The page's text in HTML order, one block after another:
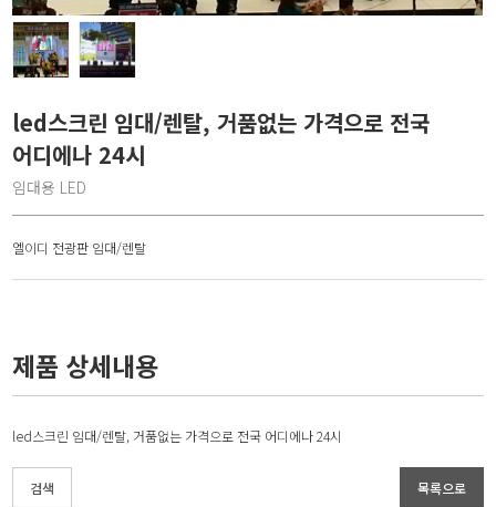
led스크린 임대/렌탈, 거품없는 가격으로 전국
어디에나 24시
임대용 LED
엘이디 전광판 임대/렌탈
제품 상세내용
led스크린 임대/렌탈, 거품없는 가격으로 전국 어디에나 24시
검색 목록으로